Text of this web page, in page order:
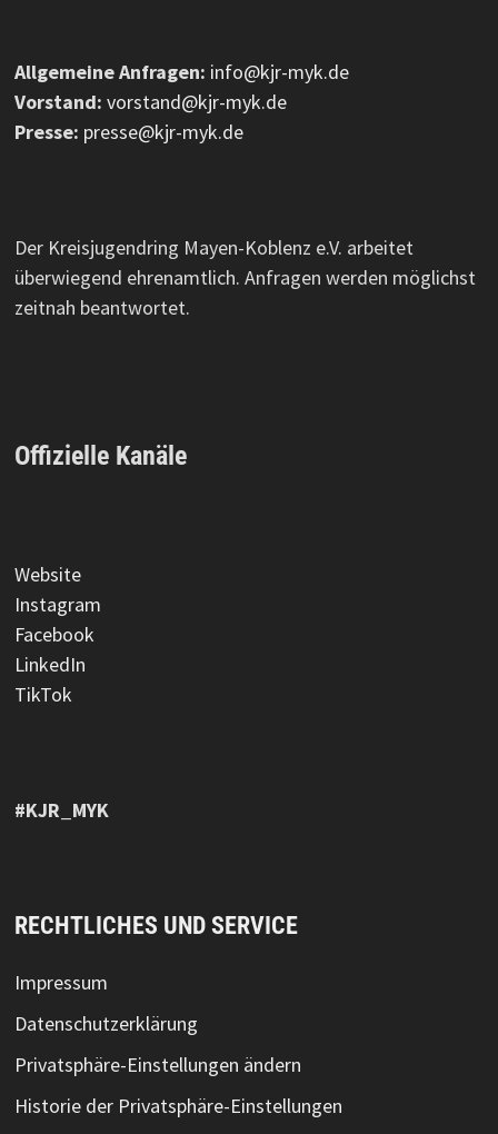
Allgemeine Anfragen: info@kjr-myk.de
Vorstand: vorstand@kjr-myk.de
Presse: presse@kjr-myk.de
Der Kreisjugendring Mayen-Koblenz e.V. arbeitet
überwiegend ehrenamtlich. Anfragen werden möglichst
zeitnah beantwortet.
Offizielle Kanäle
Website
Instagram
Facebook
LinkedIn
TikTok
#KJR_MYK
RECHTLICHES UND SERVICE
Impressum
Datenschutzerklärung
Privatsphäre-Einstellungen ändern
Historie der Privatsphäre-Einstellungen